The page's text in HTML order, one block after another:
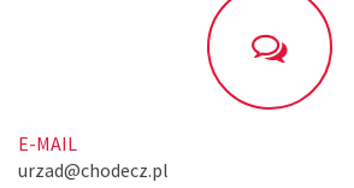
E-MAIL
urzad@chodecz.pl